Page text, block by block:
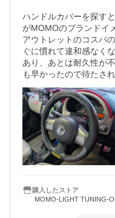
ハンドルカバーを探す
がMOMOのブランドイ
アウトレットのコスパ
ぐに慣れて違和感なく
あり、あとは耐久性が
も早かったので待たさ
購入したストア
MOMO-LIGHT TUNING-